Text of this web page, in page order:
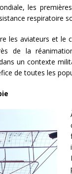
les
respiratoire
les aviateurs et le
de la
un contexte
de toutes les